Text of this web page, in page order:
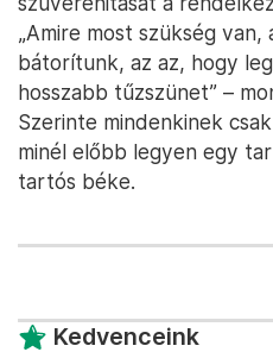
„Amire most szükség van,
bátorítunk, az az, hogy
hosszabb tűzszünet” –
Szerinte mindenkinek
minél előbb legyen egy
tartós béke.
Kedvenceink